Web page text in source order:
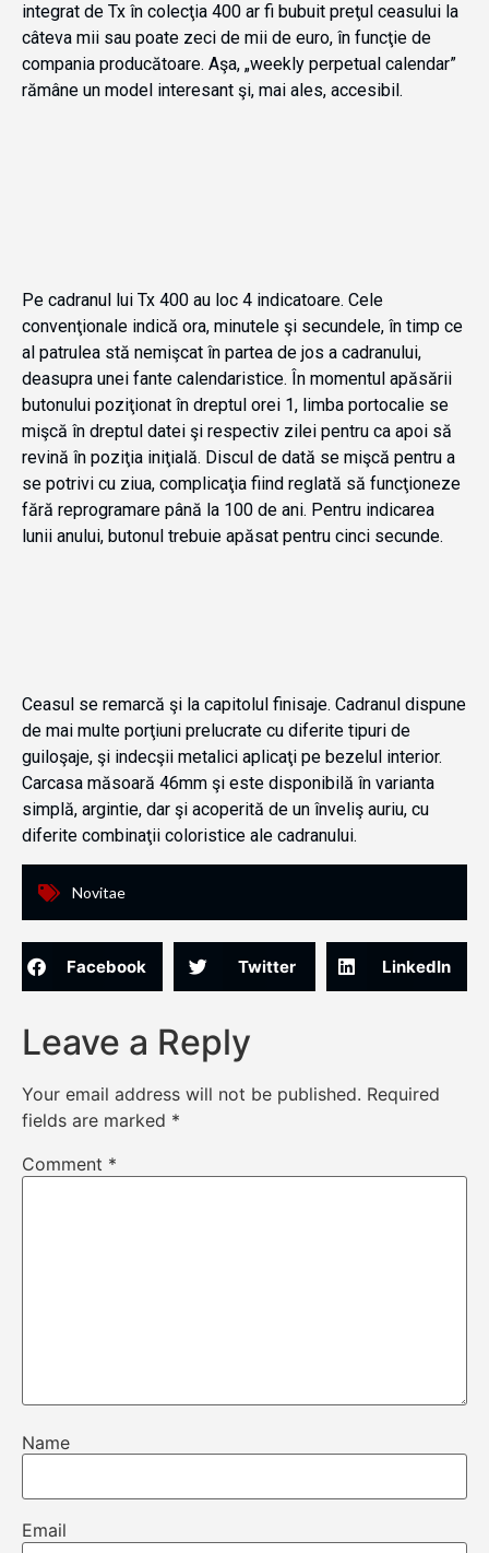
integrat de Tx în colecţia 400 ar fi bubuit preţul ceasului la
câteva mii sau poate zeci de mii de euro, în funcţie de
compania producătoare. Aşa, „weekly perpetual calendar”
rămâne un model interesant şi, mai ales, accesibil.
Pe cadranul lui Tx 400 au loc 4 indicatoare. Cele
convenţionale indică ora, minutele şi secundele, în timp ce
al patrulea stă nemişcat în partea de jos a cadranului,
deasupra unei fante calendaristice. În momentul apăsării
butonului poziţionat în dreptul orei 1, limba portocalie se
mişcă în dreptul datei şi respectiv zilei pentru ca apoi să
revină în poziţia iniţială. Discul de dată se mişcă pentru a
se potrivi cu ziua, complicaţia fiind reglată să funcţioneze
fără reprogramare până la 100 de ani. Pentru indicarea
lunii anului, butonul trebuie apăsat pentru cinci secunde.
Ceasul se remarcă şi la capitolul finisaje. Cadranul dispune
de mai multe porţiuni prelucrate cu diferite tipuri de
guiloşaje, şi indecşii metalici aplicaţi pe bezelul interior.
Carcasa măsoară 46mm şi este disponibilă în varianta
simplă, argintie, dar şi acoperită de un înveliş auriu, cu
diferite combinaţii coloristice ale cadranului.
Novitae
Facebook Twitter LinkedIn
Leave a Reply
Your email address will not be published. Required
fields are marked *
Comment *
Name
Email